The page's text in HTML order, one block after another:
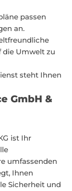
passen
an.
die Umwelt zu
steht Ihnen
GmbH &
ist Ihr
umfassenden
Ihnen
Sicherheit und